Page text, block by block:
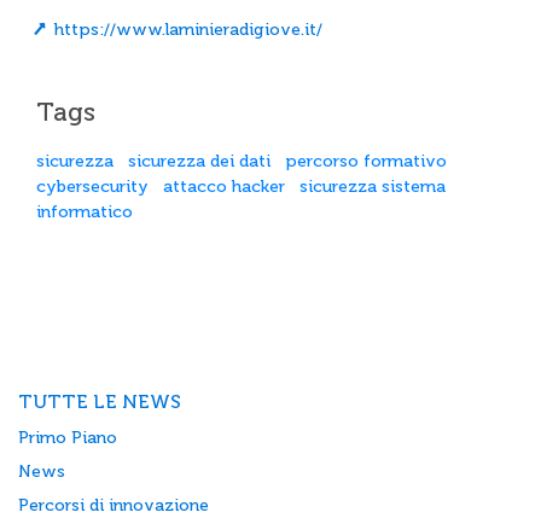
https://www.laminieradigiove.it/
Tags
sicurezza sicurezza dei dati
percorso formativo
cybersecurity
attacco hacker
sicurezza sistema
informatico
TUTTE LE NEWS
Primo Piano
News
Percorsi di innovazione